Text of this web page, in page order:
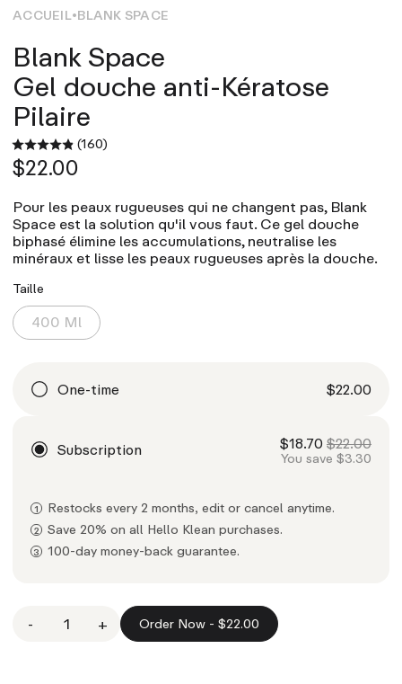
ACCUEIL BLANK SPACE
Blank Space
Gel douche anti-Kératose
Pilaire
(160)
$22.00
Pour les peaux rugueuses qui ne changent pas, Blank
Space est la solution qu'il vous faut. Ce gel douche
biphasé élimine les accumulations, neutralise les
minéraux et lisse les peaux rugueuses après la douche.
Taille
400 Ml
- 1 +